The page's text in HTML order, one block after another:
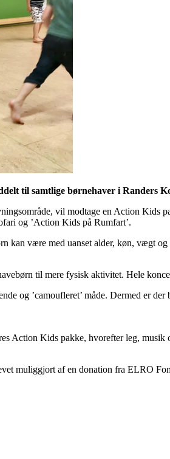
til samtlige børnehaver i Randers
vil modtage en Action Kids
og ’Action Kids på Rumfart’.
kan være med uanset alder, køn, vægt
til mere fysisk aktivitet. Hele
og ’camoufleret’ måde. Dermed er
Action Kids pakke, hvorefter leg,
muliggjort af en donation fra ELRO